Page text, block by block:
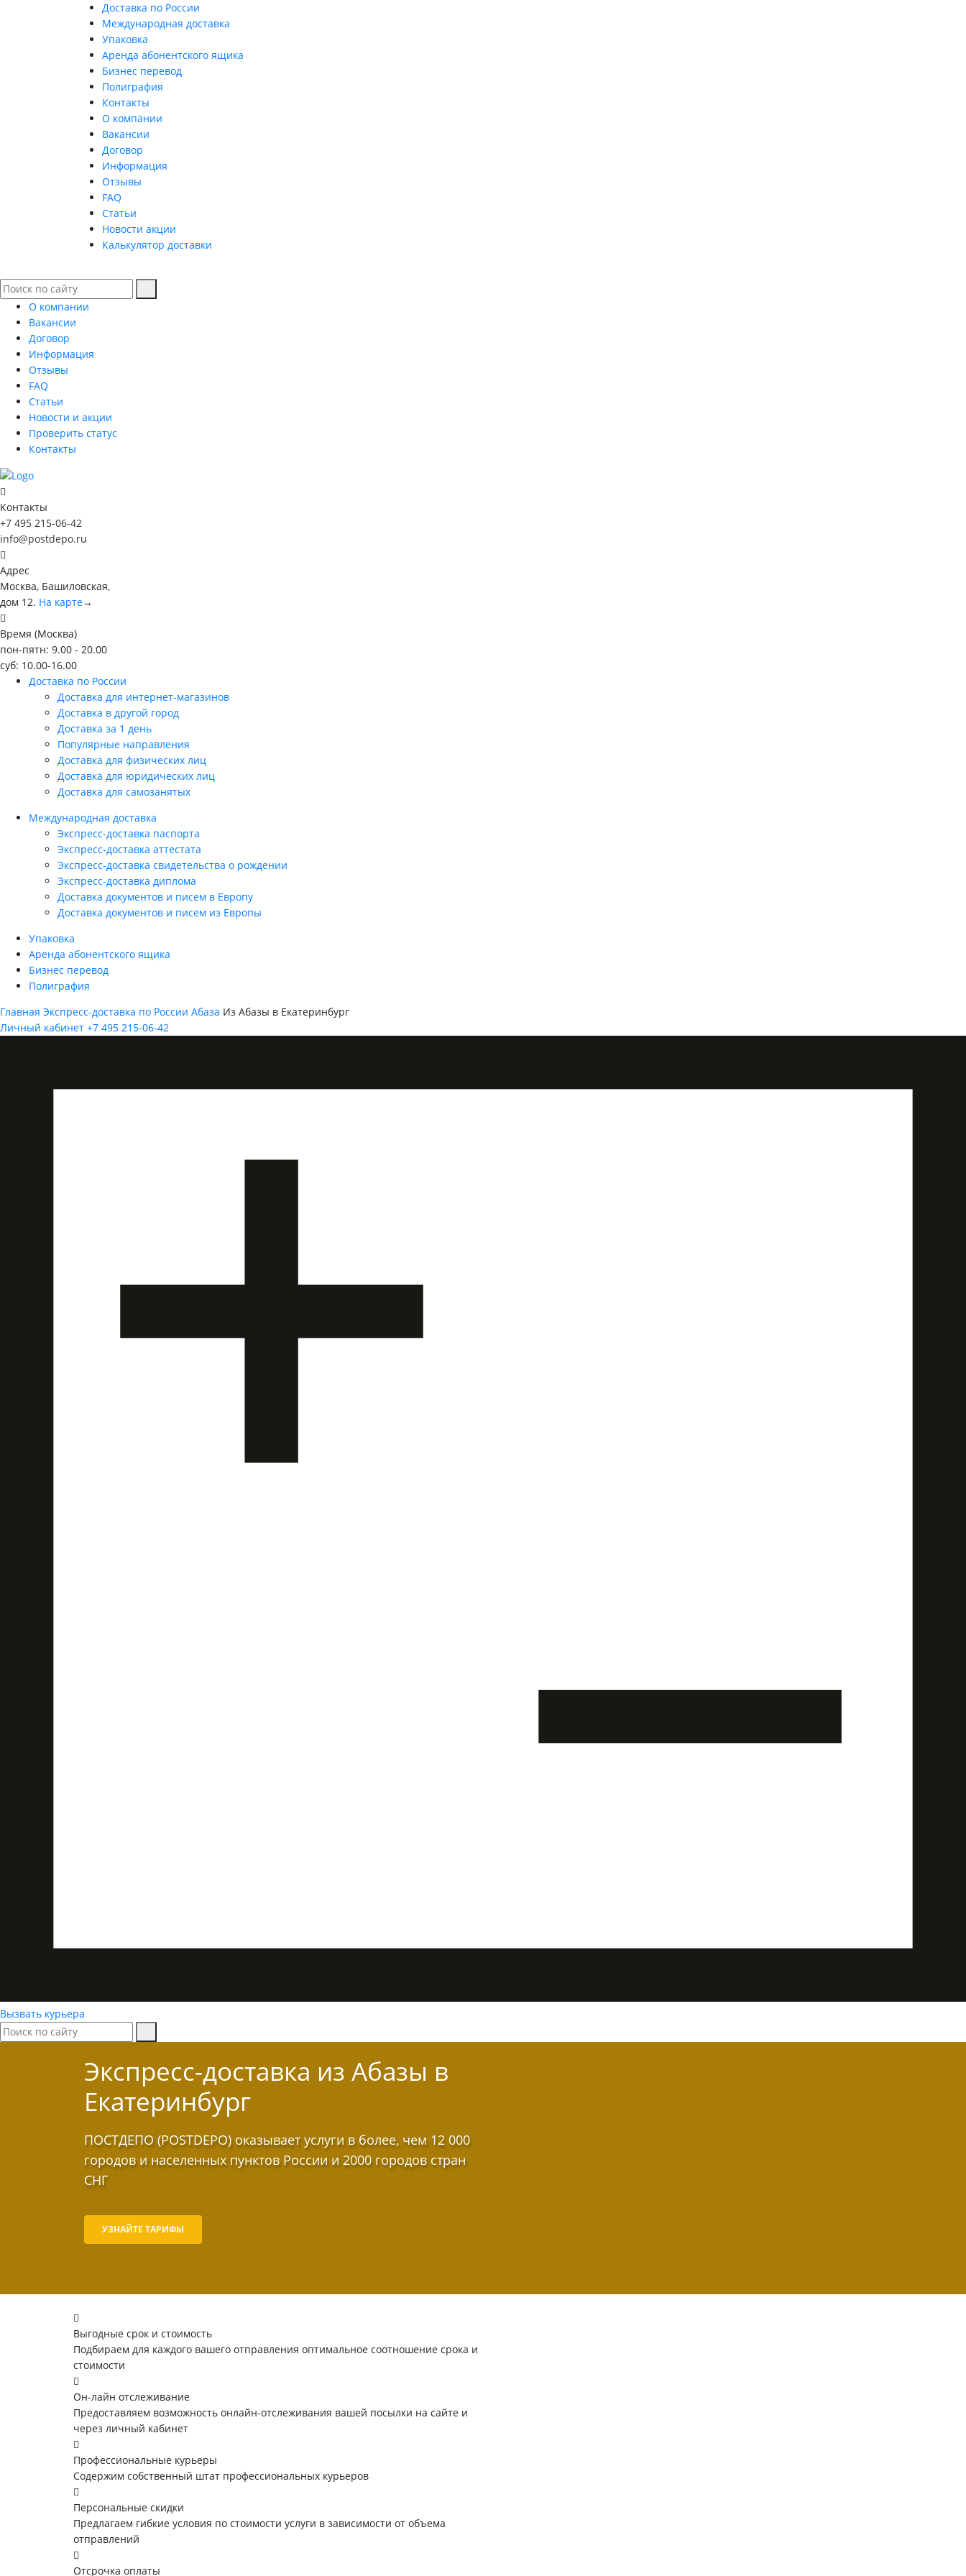
Доставка по России
Международная доставка
Упаковка
Аренда абонентского ящика
Бизнес перевод
Полиграфия
Контакты
О компании
Вакансии
Договор
Информация
Отзывы
FAQ
Статьи
Новости акции
Калькулятор доставки
О компании
Вакансии
Договор
Информация
Отзывы
FAQ
Статьи
Новости и акции
Проверить статус
Контакты
Контакты
+7 495 215-06-42
info@postdepo.ru
Адрес
Москва, Башиловская,
дом 12. На карте→
Время (Москва)
пон-пятн: 9.00 - 20.00
суб: 10.00-16.00
Доставка по России
Доставка для интернет-магазинов
Доставка в другой город
Доставка за 1 день
Популярные направления
Доставка для физических лиц
Доставка для юридических лиц
Доставка для самозанятых
Международная доставка
Экспресс-доставка паспорта
Экспресс-доставка аттестата
Экспресс-доставка свидетельства о рождении
Экспресс-доставка диплома
Доставка документов и писем в Европу
Доставка документов и писем из Европы
Упаковка
Аренда абонентского ящика
Бизнес перевод
Полиграфия
Главная Экспресс-доставка по России Абаза Из Абазы в Екатеринбург
Личный кабинет +7 495 215-06-42
Вызвать курьера
Экспресс-доставка из Абазы в
Екатеринбург
ПОСТДЕПО (POSTDEPO) оказывает услуги в более, чем 12 000
городов и населенных пунктов России и 2000 городов стран
СНГ
УЗНАЙТЕ ТАРИФЫ
Выгодные срок и стоимость
Подбираем для каждого вашего отправления оптимальное соотношение срока и
стоимости
Он-лайн отслеживание
Предоставляем возможность онлайн-отслеживания вашей посылки на сайте и
через личный кабинет
Профессиональные курьеры
Содержим собственный штат профессиональных курьеров
Персональные скидки
Предлагаем гибкие условия по стоимости услуги в зависимости от объема
отправлений
Отсрочка оплаты